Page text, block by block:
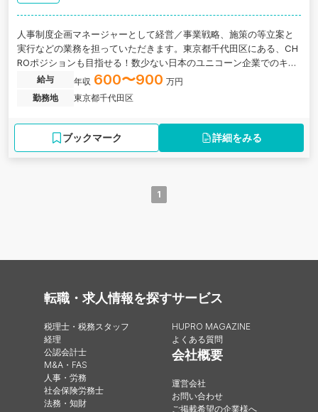
人事制度企画マネージャーとして経営／事業戦略、施策の等立案と
実行などの業務を担っていただきます。東京都千代田区にある、CH
ROポジションも目指せる！数少ない日本のユニコーン企業でのキャ
リアアップが目指せるベンチャーグローバル企業の求人です。
給与 年収 600〜900 万円
勤務地
東京都千代田区
ブックマーク 詳細をみる
1
転職・求人情報を探す
税理士・税務スタッフ
経理
公認会計士
M&A・FAS
人事・労務
社会保険労務士
法務・知財
サービス
HUPRO MAGAZINE
よくある質問
会社概要
運営会社
お問い合わせ
ご掲載希望の企業様へ